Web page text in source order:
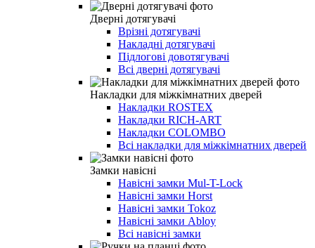
Дверні дотягувачі
Врізні дотягувачі
Накладні дотягувачі
Підлогові довотягувачі
Всі дверні дотягувачі
Накладки для міжкімнатних дверей
Накладки ROSTEX
Накладки RICH-ART
Накладки COLOMBO
Всі накладки для міжкімнатних дверей
Замки навісні
Навісні замки Mul-T-Lock
Навісні замки Horst
Навісні замки Tokoz
Навісні замки Abloy
Всі навісні замки